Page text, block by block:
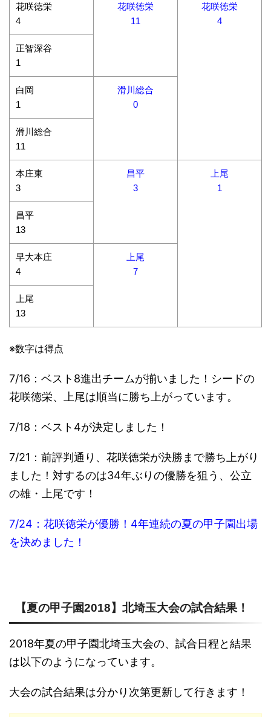
花咲徳栄
4
花咲徳栄
11
花咲徳栄
4
正智深谷
1
白岡
1
滑川総合
0
滑川総合
11
本庄東
3
昌平
3
上尾
1
昌平
13
早大本庄
4
上尾
7
上尾
13
※数字は得点
7/16：ベスト8進出チームが揃いました！シードの
花咲徳栄、上尾は順当に勝ち上がっています。
7/18：ベスト4が決定しました！
7/21：前評判通り、花咲徳栄が決勝まで勝ち上がり
ました！対するのは34年ぶりの優勝を狙う、公立
の雄・上尾です！
7/24：花咲徳栄が優勝！4年連続の夏の甲子園出場
を決めました！
【夏の甲子園2018】北埼玉大会の試合結果！
2018年夏の甲子園北埼玉大会の、試合日程と結果
は以下のようになっています。
大会の試合結果は分かり次第更新して行きます！